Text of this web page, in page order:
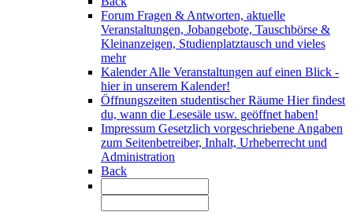
Forum Fragen & Antworten, aktuelle
Veranstaltungen, Jobangebote, Tauschbörse &
Kleinanzeigen, Studienplatztausch und vieles
mehr
KalenderAlle Veranstaltungen auf einen Blick -
hier in unserem Kalender!
Öffnungszeiten studentischer Räume Hier findest
du, wann die Lesesäle usw. geöffnet haben!
Impressum Gesetzlich vorgeschriebene Angaben
zum Seitenbetreiber, Inhalt, Urheberrecht und
Administration
Back